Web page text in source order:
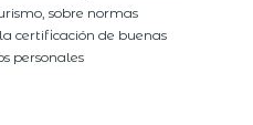
sobre normas
certificación de buenas
personales